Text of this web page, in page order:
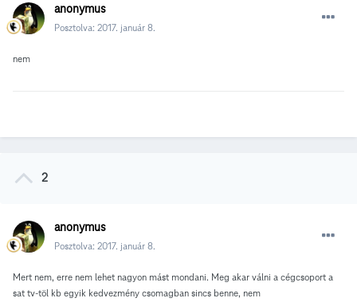
anonymus
Posztolva: 2017. január 8.
nem
2
anonymus
Posztolva: 2017. január 8.
Mert nem, erre nem lehet nagyon mást mondani. Meg akar válni a cégcsoport a
sat tv-töl kb egyik kedvezmény csomagban sincs benne, nem